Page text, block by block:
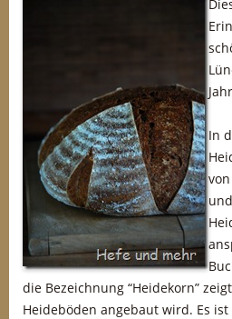
In
die Bezeichnung “Heidekorn”
Heideböden angebaut wird. Es